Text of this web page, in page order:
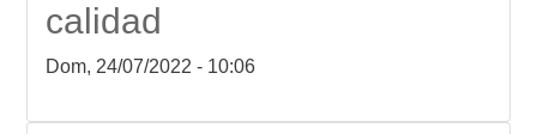
calidad
Dom, 24/07/2022 - 10:06